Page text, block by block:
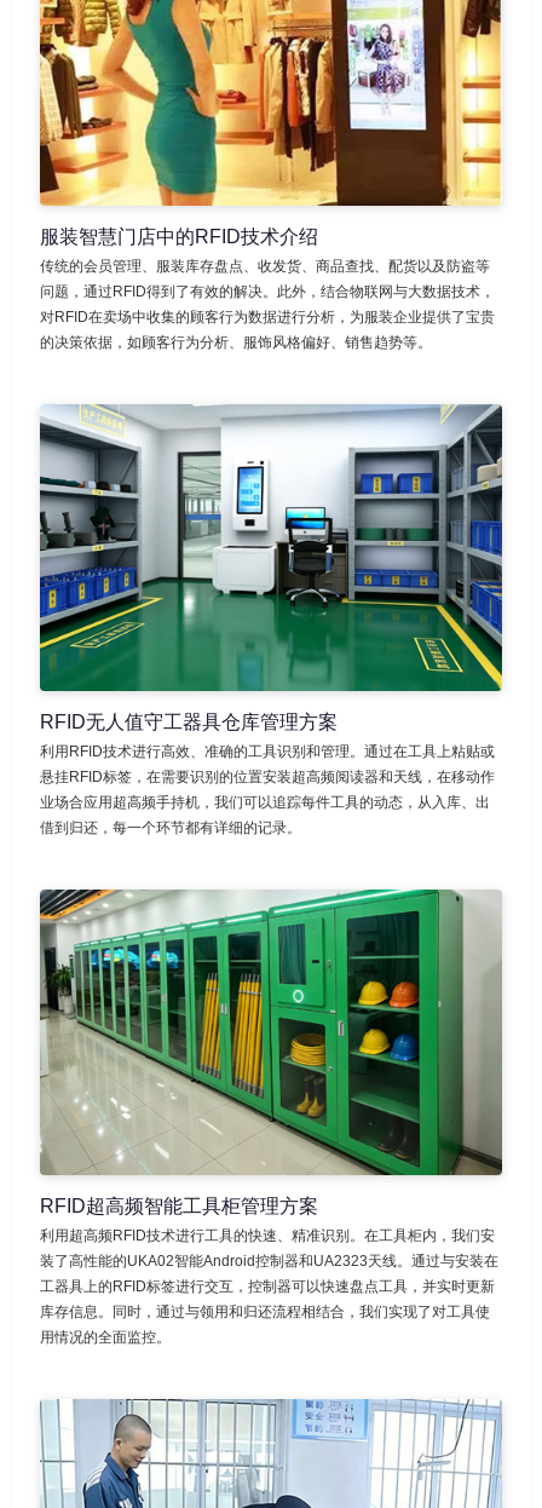
服装智慧门店中的RFID技术介绍
传统的会员管理、服装库存盘点、收发货、商品查找、配货以及防盗等
问题，通过RFID得到了有效的解决。此外，结合物联网与大数据技术，
对RFID在卖场中收集的顾客行为数据进行分析，为服装企业提供了宝贵
的决策依据，如顾客行为分析、服饰风格偏好、销售趋势等。
RFID无人值守工器具仓库管理方案
利用RFID技术进行高效、准确的工具识别和管理。通过在工具上粘贴或
悬挂RFID标签，在需要识别的位置安装超高频阅读器和天线，在移动作
业场合应用超高频手持机，我们可以追踪每件工具的动态，从入库、出
借到归还，每一个环节都有详细的记录。
RFID超高频智能工具柜管理方案
利用超高频RFID技术进行工具的快速、精准识别。在工具柜内，我们安
装了高性能的UKA02智能Android控制器和UA2323天线。通过与安装在
工器具上的RFID标签进行交互，控制器可以快速盘点工具，并实时更新
库存信息。同时，通过与领用和归还流程相结合，我们实现了对工具使
用情况的全面监控。